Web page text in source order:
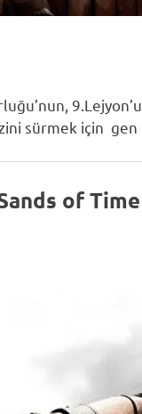
sürmek için
of